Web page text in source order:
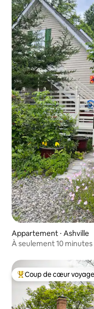
Appartement ⋅ Ashville
À seulement 10
Coups de cœur
Coup de cœur